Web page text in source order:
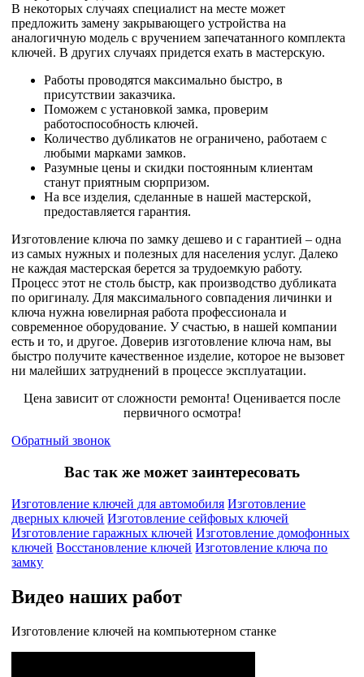
В некоторых случаях специалист на месте может
предложить замену закрывающего устройства на
аналогичную модель с вручением запечатанного комплекта
ключей. В других случаях придется ехать в мастерскую.
Работы проводятся максимально быстро, в
присутствии заказчика.
Поможем с установкой замка, проверим
работоспособность ключей.
Количество дубликатов не ограничено, работаем с
любыми марками замков.
Разумные цены и скидки постоянным клиентам
станут приятным сюрпризом.
На все изделия, сделанные в нашей мастерской,
предоставляется гарантия.
Изготовление ключа по замку дешево и с гарантией – одна
из самых нужных и полезных для населения услуг. Далеко
не каждая мастерская берется за трудоемкую работу.
Процесс этот не столь быстр, как производство дубликата
по оригиналу. Для максимального совпадения личинки и
ключа нужна ювелирная работа профессионала и
современное оборудование. У счастью, в нашей компании
есть и то, и другое. Доверив изготовление ключа нам, вы
быстро получите качественное изделие, которое не вызовет
ни малейших затруднений в процессе эксплуатации.
Цена зависит от сложности ремонта! Оценивается после
первичного осмотра!
Обратный звонок
Вас так же может заинтересовать
Изготовление ключей для автомобиля Изготовление
дверных ключей Изготовление сейфовых ключей
Изготовление гаражных ключей Изготовление домофонных
ключей Восстановление ключей Изготовление ключа по
замку
Видео наших работ
Изготовление ключей на компьютерном станке